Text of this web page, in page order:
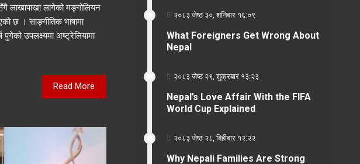
लाखापाखा लागेको मङ्गोलियन
छ । साङ्गीतिक भाषामा
उपलक्ष्यमा अष्ट्रेलियामा
Read More
२०८३ जेष्ठ ३०, शनिबार १६:०९
What Foreigners Get Wrong About
Nepal
२०८३ जेष्ठ २९, शुक्रबार १३:२३
Nepal’s Love Affair With the FIFA
World Cup Explained
२०८३ जेष्ठ २८, बिहीबार १२:२२
Why Nepali Families Are Strong